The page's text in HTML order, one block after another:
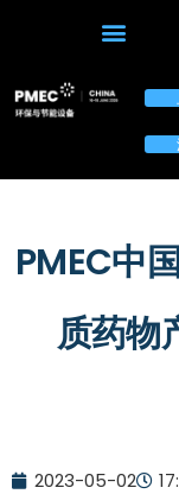
PMEC中
质药物
2023-05-02